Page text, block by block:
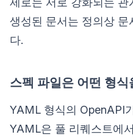
생성된 문서는 정의상
다.
스펙 파일은 어떤 형
YAML 형식의 OpenAPI
YAML은 풀 리퀘스트에